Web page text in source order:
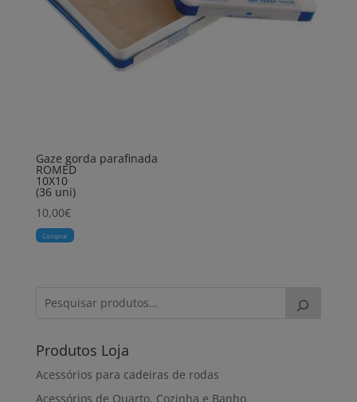
Gaze gorda parafinada
ROMED
10X10
(36 uni)
10,00€
Comprar
Produtos Loja
Acessórios para cadeiras de rodas
Acessórios de Quarto, Cozinha e Banho